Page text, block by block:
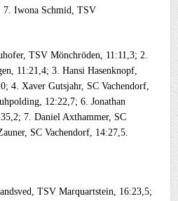
7. Iwona Schmid, TSV
TSV Mönchröden, 11:11,3; 2.
11:21,4; 3. Hansi Hasenknopf,
4. Xaver Gutsjahr, SC Vachendorf,
12:22,7; 6. Jonathan
7. Daniel Axthammer, SC
SC Vachendorf, 14:27,5.
TSV Marquartstein, 16:23,5;